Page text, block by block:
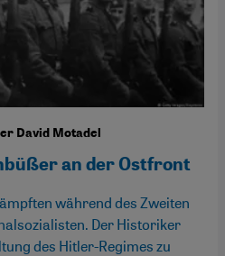
David Motadel
an der Ostfront
während des Zweiten
Der Historiker
des Hitler-Regimes zu